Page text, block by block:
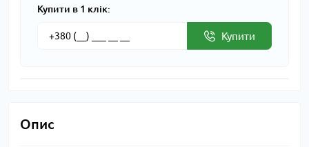
Купити в 1 клік:
Купити
Опис